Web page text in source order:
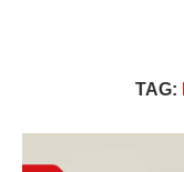
TAG: